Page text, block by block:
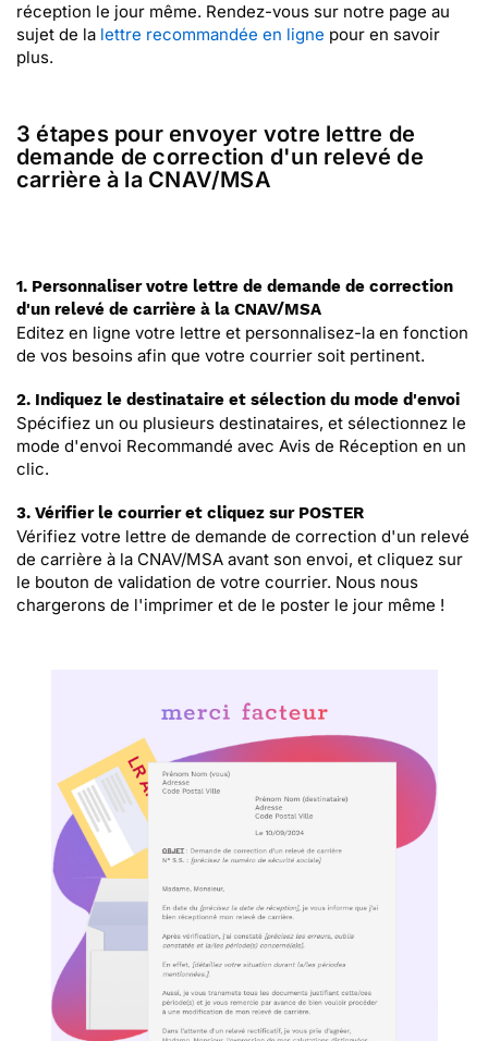
réception le jour même. Rendez-vous sur notre page au
sujet de la lettre recommandée en ligne pour en savoir
plus.
3 étapes pour envoyer votre lettre de
demande de correction d'un relevé de
carrière à la CNAV/MSA
1. Personnaliser votre lettre de demande de correction
d'un relevé de carrière à la CNAV/MSA
Editez en ligne votre lettre et personnalisez-la en fonction
de vos besoins afin que votre courrier soit pertinent.
2. Indiquez le destinataire et sélection du mode d'envoi
Spécifiez un ou plusieurs destinataires, et sélectionnez le
mode d'envoi Recommandé avec Avis de Réception en un
clic.
3. Vérifier le courrier et cliquez sur POSTER
Vérifiez votre lettre de demande de correction d'un relevé
de carrière à la CNAV/MSA avant son envoi, et cliquez sur
le bouton de validation de votre courrier. Nous nous
chargerons de l'imprimer et de le poster le jour même !